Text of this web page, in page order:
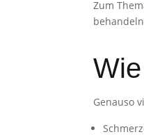
Zum
Genauso